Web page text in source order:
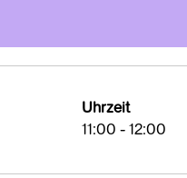
Uhrzeit
11:00 - 12:00